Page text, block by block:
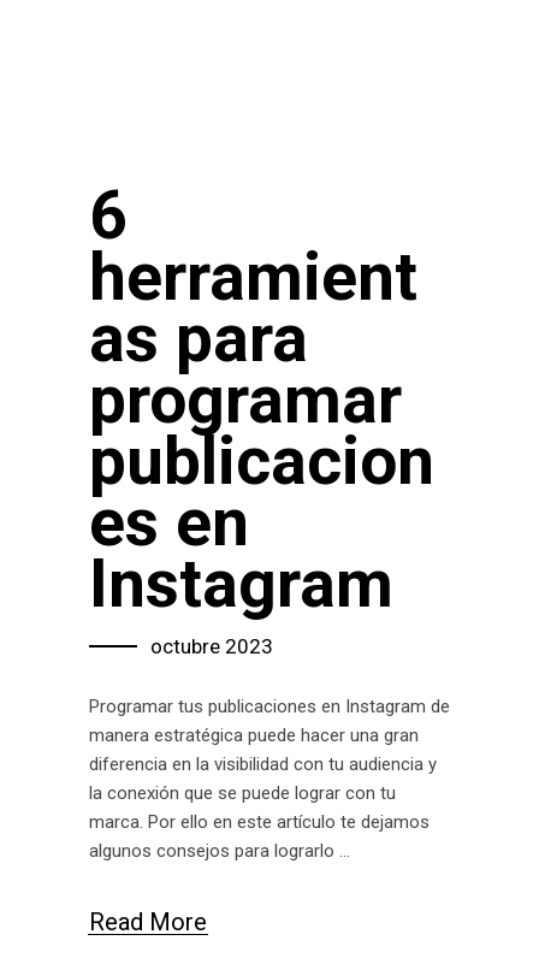
6
herramient
as para
programar
publicacion
es en
Instagram
octubre 2023
Programar tus publicaciones en Instagram de
manera estratégica puede hacer una gran
diferencia en la visibilidad con tu audiencia y
la conexión que se puede lograr con tu
marca. Por ello en este artículo te dejamos
algunos consejos para lograrlo
Read More